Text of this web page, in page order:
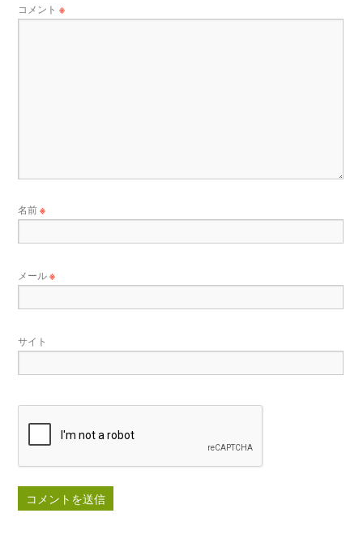
コメント※
名前※
メール※
サイト